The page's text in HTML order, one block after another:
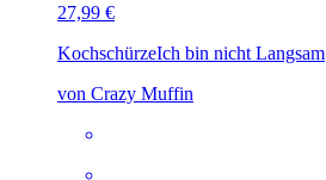
27,99 €
KochschürzeIch bin nicht Langsam
von Crazy Muffin